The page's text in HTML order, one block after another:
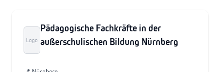
Logo
Pädagogische Fachkräfte in der
außerschulischen Bildung Nürnberg